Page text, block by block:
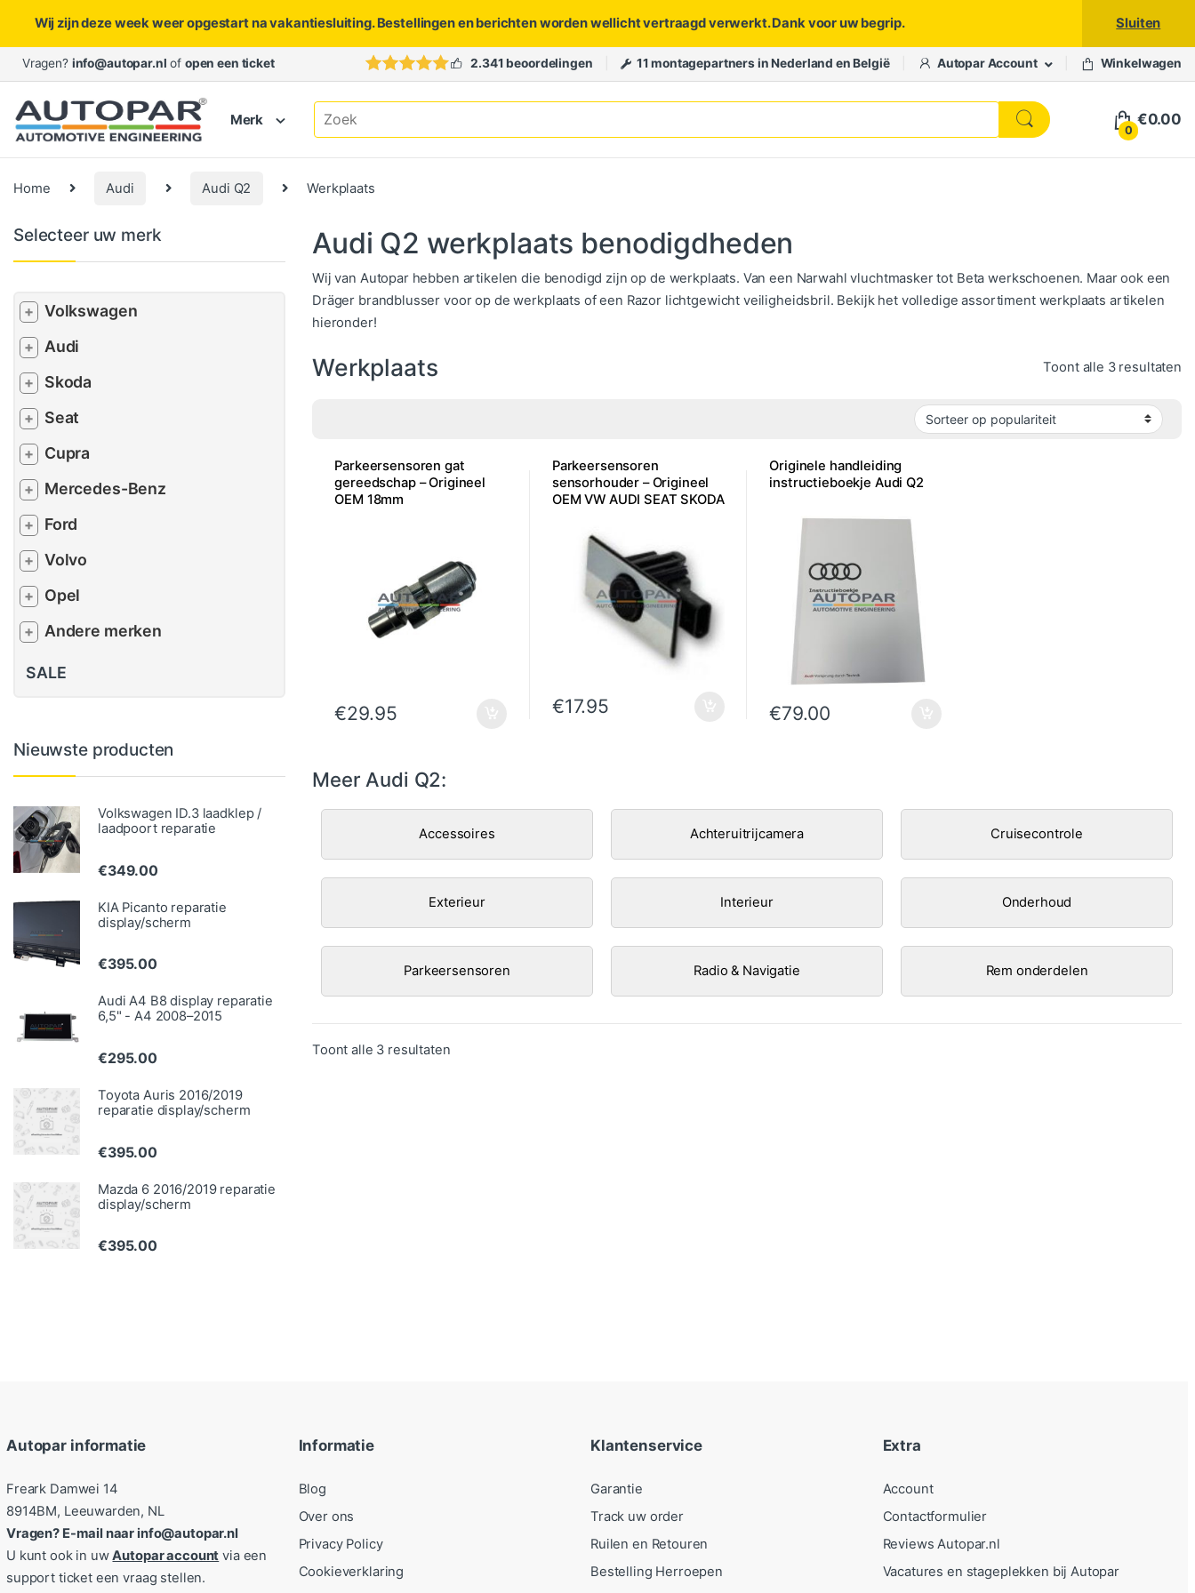
Wij zijn deze week weer opgestart na vakantiesluiting. Bestellingen en berichten worden wellicht vertraagd verwerkt. Dank voor uw begrip. Sluiten
Skip to navigation
Skip to content
Vragen? info@autopar.nl of open een ticket 2.341 beoordelingen 11 montagepartners in Nederland en België Autopar Account Winkelwagen
Merk
Search for:
0
€0.00
Home Audi Audi Q2 Werkplaats
Audi Q2 werkplaats benodigdheden
Wij van Autopar hebben artikelen die benodigd zijn op de werkplaats. Van een Narwahl vluchtmasker tot Beta werkschoenen. Maar ook een
Dräger brandblusser voor op de werkplaats of een Razor lichtgewicht veiligheidsbril. Bekijk het volledige assortiment werkplaats artikelen
hieronder!
Werkplaats Toont alle 3 resultaten
Parkeersensoren gat
gereedschap – Origineel
OEM 18mm
€29.95
Parkeersensoren
sensorhouder – Origineel
OEM VW AUDI SEAT SKODA
€17.95
Originele handleiding
instructieboekje Audi Q2
€79.00
Meer Audi Q2:
Accessoires Achteruitrijcamera Cruisecontrole
Exterieur Interieur Onderhoud
Parkeersensoren Radio & Navigatie Rem onderdelen
Toont alle 3 resultatenGesorteerd op populariteit
Selecteer uw merk
+ Volkswagen
+ Audi
+ Skoda
+ Seat
+ Cupra
+ Mercedes-Benz
+ Ford
+ Volvo
+ Opel
+ Andere merken
SALE
Nieuwste producten
Volkswagen ID.3 laadklep /
laadpoort reparatie
€349.00
KIA Picanto reparatie
display/scherm
€395.00
Audi A4 B8 display reparatie
6,5" - A4 2008–2015
€295.00
Toyota Auris 2016/2019
reparatie display/scherm
€395.00
Mazda 6 2016/2019 reparatie
display/scherm
€395.00
Autopar informatie
Freark Damwei 14
8914BM, Leeuwarden, NL
Vragen? E-mail naar info@autopar.nl
U kunt ook in uwAutopar account via een
support ticket een vraag stellen.
Informatie
Blog
Over ons
Privacy Policy
Cookieverklaring
Klantenservice
Garantie
Track uw order
Ruilen en Retouren
Bestelling Herroepen
Extra
Account
Contactformulier
Reviews Autopar.nl
Vacatures en stageplekken bij Autopar